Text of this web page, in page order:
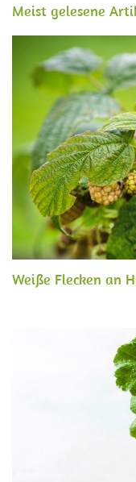
Meist gelesene
Weiße Flecken an